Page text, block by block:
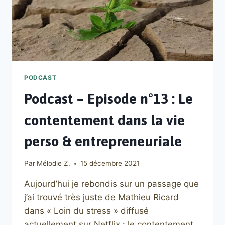
PODCAST
Podcast – Episode n°13 : Le
contentement dans la vie
perso & entrepreneuriale
Par Mélodie Z. 15 décembre 2021
Aujourd’hui je rebondis sur un passage que
j’ai trouvé très juste de Mathieu Ricard
dans « Loin du stress » diffusé